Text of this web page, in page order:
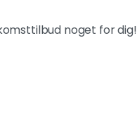
noget for dig!